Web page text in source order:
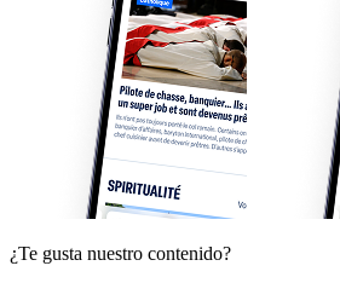
¿Te gusta nuestro contenido?